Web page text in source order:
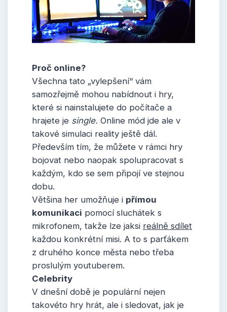
Proč online?
Všechna tato „vylepšení“ vám
samozřejmě mohou nabídnout i hry,
které si nainstalujete do počítače a
hrajete je single. Online mód jde ale v
takové simulaci reality ještě dál.
Především tím, že můžete v rámci hry
bojovat nebo naopak spolupracovat s
každým, kdo se sem připojí ve stejnou
dobu.
Většina her umožňuje i přímou
komunikaci pomocí sluchátek s
mikrofonem, takže lze jaksi reálně sdílet
každou konkrétní misi. A to s parťákem
z druhého konce města nebo třeba
proslulým youtuberem.
Celebrity
V dnešní době je populární nejen
takovéto hry hrát, ale i sledovat, jak je